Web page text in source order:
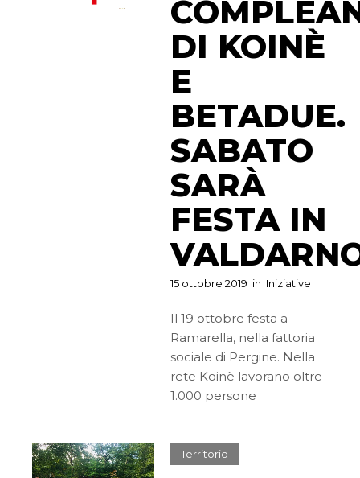
DI KOINÈ
E
BETADUE.
SABATO
SARÀ
FESTA IN
15 ottobre 2019 in Iniziative
Il 19 ottobre festa a
Ramarella, nella fattoria
sociale di Pergine. Nella
rete Koinè lavorano oltre
1.000 persone
Territorio